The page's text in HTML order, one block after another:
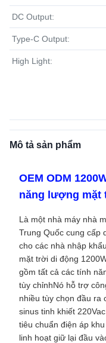
DC Output:
Type-C Output:
High Light:
Mô tả sản phẩm
OEM ODM
năng lượng mặt
Là một nhà máy nhà
Trung Quốc cung cấp
cho các nhà nhập
mặt trời di động
gồm tất cả các tính
tùy chỉnhNó hỗ trợ
nhiều tùy chọn đầu ra
sinus tinh khiết
tiêu chuẩn điện áp
linh hoạt giữ lại đầu